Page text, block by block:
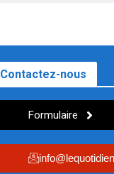
Contactez-nous
Formulaire